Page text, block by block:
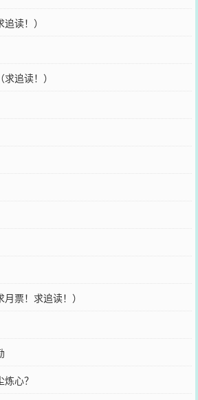
读！）
追读！）
票！求追读！）
心？